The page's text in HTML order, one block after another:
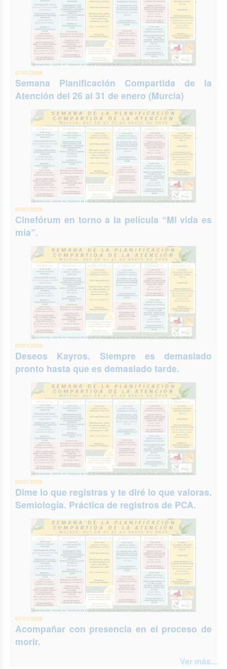
07/01/2026
Semana Planificación Compartida de la
Atención del 26 al 31 de enero (Murcia)
07/01/2026
Cinefórum en torno a la película “Mi vida es
mía”.
07/01/2026
Deseos Kayros. Siempre es demasiado
pronto hasta que es demasiado tarde.
07/01/2026
Dime lo que registras y te diré lo que valoras.
Semiología. Práctica de registros de PCA.
07/01/2026
Acompañar con presencia en el proceso de
morir.
Ver más...